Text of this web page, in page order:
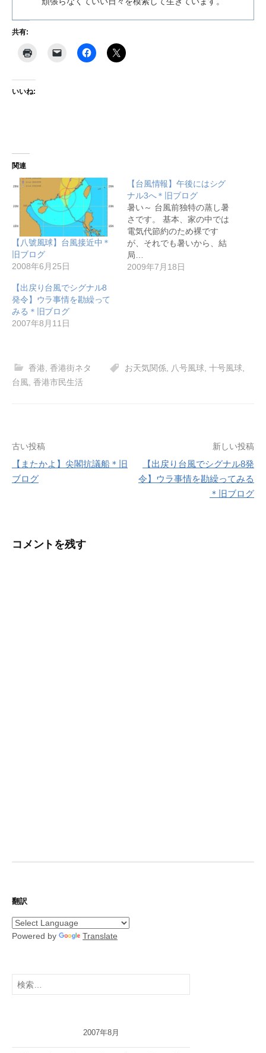
共有:
いいね:
関連
【八號風球】台風接近中＊
旧ブログ
2008年6月25日
【台風情報】午後にはシグ
ナル3へ＊旧ブログ
暑い～ 台風前独特の蒸し暑
さです。 基本、家の中では
電気代節約のため裸です
が、それでも暑いから、結
局…
2009年7月18日
【出戻り台風でシグナル8
発令】ウラ事情を勘繰って
みる＊旧ブログ
2007年8月11日
香港 香港街ネタ お天気関係 八号風球 十号風球
台風 香港市民生活
投
稿
ゲ
古い投稿
【またかよ】尖閣抗議船＊旧
ブログ
新しい投稿
【出戻り台風でシグナル8発
令】ウラ事情を勘繰ってみる
＊旧ブログ
コメントを残す
翻訳
Powered by Translate
検
索:
2007年8月